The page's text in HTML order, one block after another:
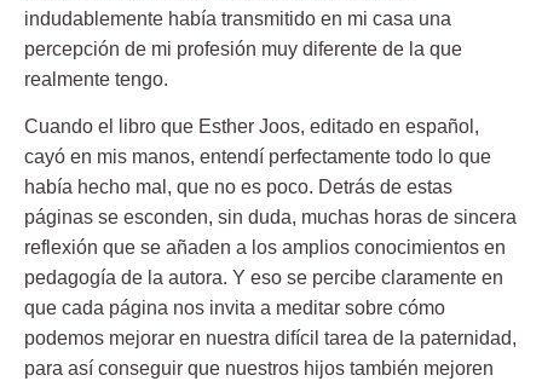
indudablemente había transmitido en mi casa una
percepción de mi profesión muy diferente de la que
realmente tengo.
Cuando el libro que Esther Joos, editado en español,
cayó en mis manos, entendí perfectamente todo lo que
había hecho mal, que no es poco. Detrás de estas
páginas se esconden, sin duda, muchas horas de sincera
reflexión que se añaden a los amplios conocimientos en
pedagogía de la autora. Y eso se percibe claramente en
que cada página nos invita a meditar sobre cómo
podemos mejorar en nuestra difícil tarea de la paternidad,
para así conseguir que nuestros hijos también mejoren